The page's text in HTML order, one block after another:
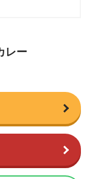
レー